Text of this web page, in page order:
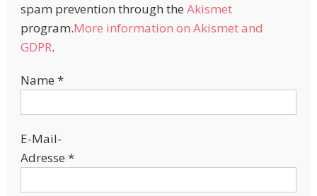
spam prevention through the Akismet
program.More information on Akismet and
GDPR.
Name *
E-Mail-
Adresse *